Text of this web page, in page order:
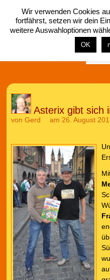
home rubrik buch comic
Asterix gibt sich
von Gerd am 26. August
Wir verwenden Cookies
fortfährst, setzen wir dein
weitere Auswahloptionen
OK